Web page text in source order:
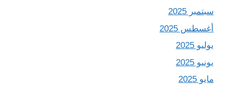
سبتمبر 2025
أغسطس 2025
يوليو 2025
يونيو 2025
مايو 2025